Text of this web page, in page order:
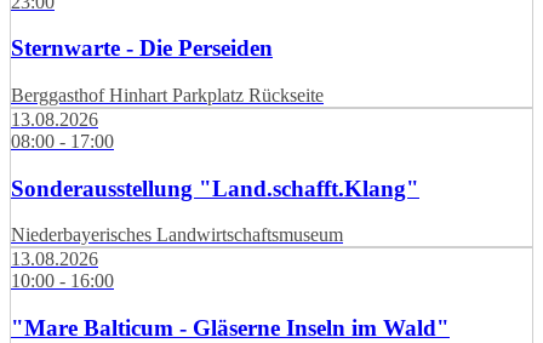
Sternwarte - Die Perseiden
Berggasthof Hinhart Parkplatz Rückseite
13.08.2026
08:00 - 17:00
Sonderausstellung "Land.schafft.Klang"
Niederbayerisches Landwirtschaftsmuseum
13.08.2026
10:00 - 16:00
"Mare Balticum - Gläserne Inseln im Wald"